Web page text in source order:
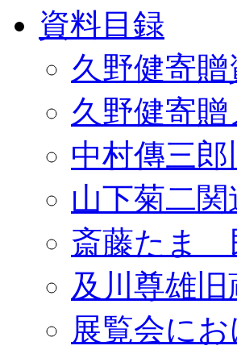
資料目録
久野健寄贈
久野健寄
中村傳三
山下菊二関
斎藤たま
及川尊雄
展覧会に